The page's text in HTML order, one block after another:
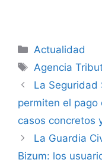
Categorías
Actualidad
Etiquetas
Agencia
La Seguridad
permiten el
casos concretos
La Guardia
Bizum: los